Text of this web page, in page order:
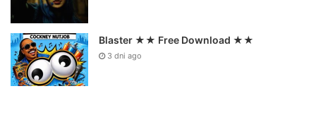
Blaster ★★ Free Download ★★
3 dni ago